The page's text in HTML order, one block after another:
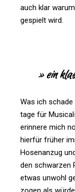
auch klar
gespielt wird.
» ein
Was ich
tage für
erin­nere mich
hierfür früher
Hosen­anzug
den schwarzen
etwas unwohl